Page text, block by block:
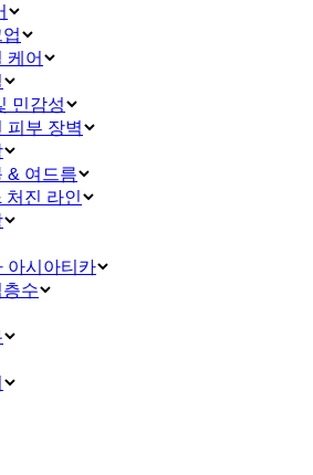
케어
민감성
피부 장벽
& 여드름
처진 라인
아시아티카
수